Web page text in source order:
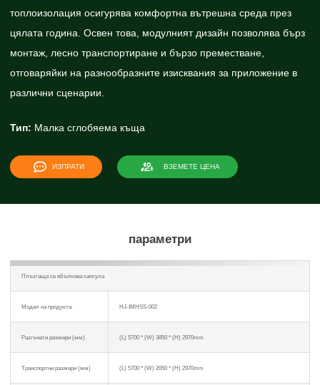
топлоизолация осигурява комфортна вътрешна среда през
цялата година. Освен това, модулният дизайн позволява бърз
монтаж, лесно транспортиране и бързо преместване,
отговаряйки на разнообразните изисквания за приложение в
различни сценарии.
Тип: Малка сглобяема къща
ИЗПРАТИ ВЗЕМЕТЕ ЦЕНА
параметри
Плъзгаща се ябълкова капсула
Модел на продукта HJ-IMHSS-002
Разгънати размери (мм) (L) 5700 * (W) 3850 * (Н) 2970mm
Транспортни размери (мм) (L) 5700 * (W) 2050 * (Н) 2970mm